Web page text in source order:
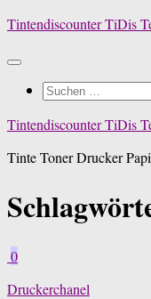
Zum
springen
Tintendiscounter TiDis
Suchen
Tintendiscounter TiDis
Tinte Toner Drucker
0
Druckerchanel